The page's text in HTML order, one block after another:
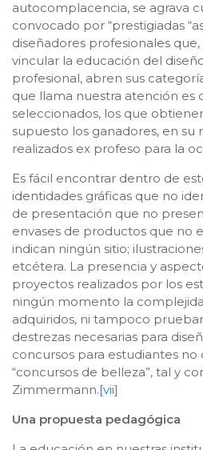
autocomplacencia, se agrava
convocado por “prestigiadas
diseñadores profesionales
vincular la educación del
profesional, abren sus
que llama nuestra atención es
seleccionados, los que
supuesto los ganadores, en su
realizados ex profeso para la
Es fácil encontrar dentro de
identidades gráficas que no
de presentación que no
envases de productos que no
indican ningún sitio;
etcétera. La presencia y
proyectos realizados por los
ningún momento la
adquiridos, ni tampoco
destrezas necesarias para
concursos para estudiantes no
“concursos de belleza”, tal y
Zimmermann.[vii]
Una propuesta pedagógica